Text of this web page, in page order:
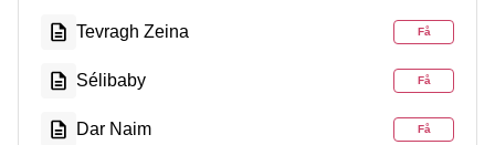
Tevragh Zeina Få
Sélibaby Få
Dar Naim Få